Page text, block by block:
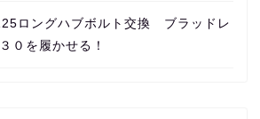
ロングハブボルト交換 ブラッドレ
０を履かせる！